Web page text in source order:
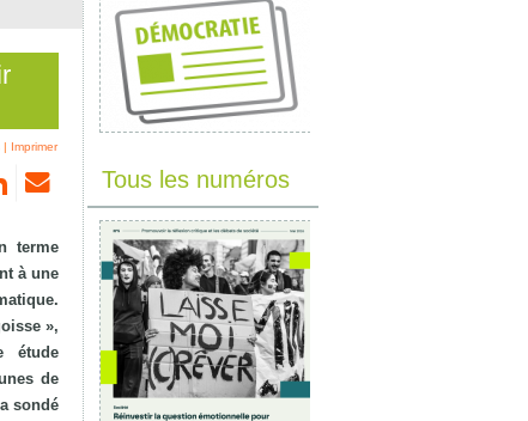
| Imprimer
terme
à une
»,
étude
de
sondé
Tous les numéros